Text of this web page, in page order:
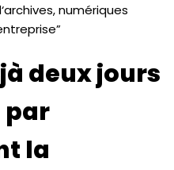
numériques
deux jours
par
la